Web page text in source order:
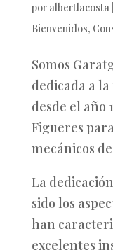
por albertlacosta|
Bienvenidos,
Somos
dedicada a
desde el año
Figueres
mecánicos
La
sido los
han
excelentes